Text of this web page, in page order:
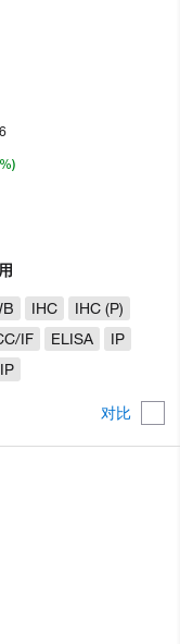
对比
IHC
IHC (P)
IF
ELISA
IP